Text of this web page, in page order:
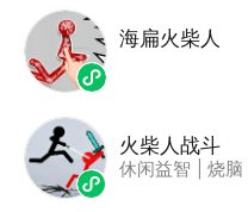
海扁火柴人
火柴人战斗
休闲益智 烧脑